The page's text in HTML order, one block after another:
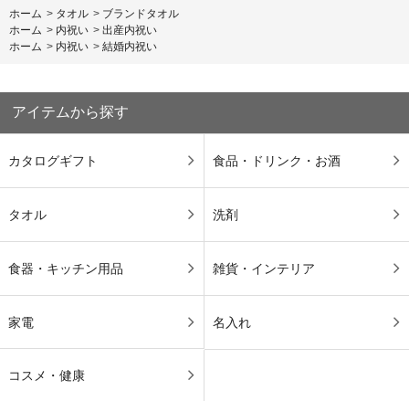
ホーム > タオル > ブランドタオル
ホーム > 内祝い > 出産内祝い
ホーム > 内祝い > 結婚内祝い
アイテムから探す
カタログギフト 食品・ドリンク・お酒
タオル 洗剤
食器・キッチン用品 雑貨・インテリア
家電 名入れ
コスメ・健康